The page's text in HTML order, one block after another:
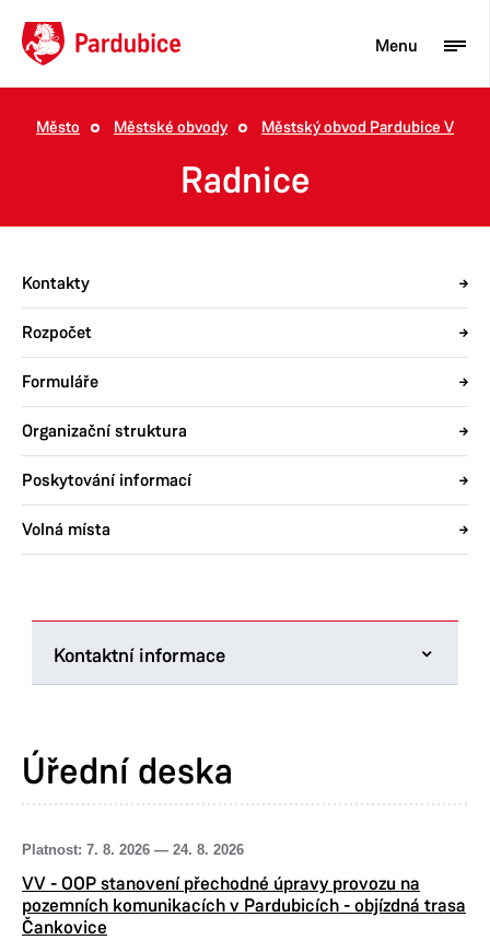
Turista
Město Městské obvody Městský obvod Pardubice V
Radnice
Kontakty
Rozpočet
Formuláře
Organizační struktura
Poskytování informací
Volná místa
Kontaktní informace
530 02 Pardubice
Tel.: 466 510 769
Datová schránka:mbbbxhp
IČ:00274046
Úřední deska
Platnost: 7. 8. 2026 — 24. 8. 2026
VV - OOP stanovení přechodné úpravy provozu na
pozemních komunikacích v Pardubicích - objízdná trasa
Čankovice
Menu